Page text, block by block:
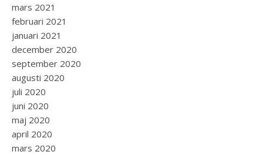
mars 2021
februari 2021
januari 2021
december 2020
september 2020
augusti 2020
juli 2020
juni 2020
maj 2020
april 2020
mars 2020